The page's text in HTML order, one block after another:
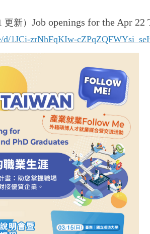
更新）Job openings for the Apr 22
1JCi-zrNhFqKIw-